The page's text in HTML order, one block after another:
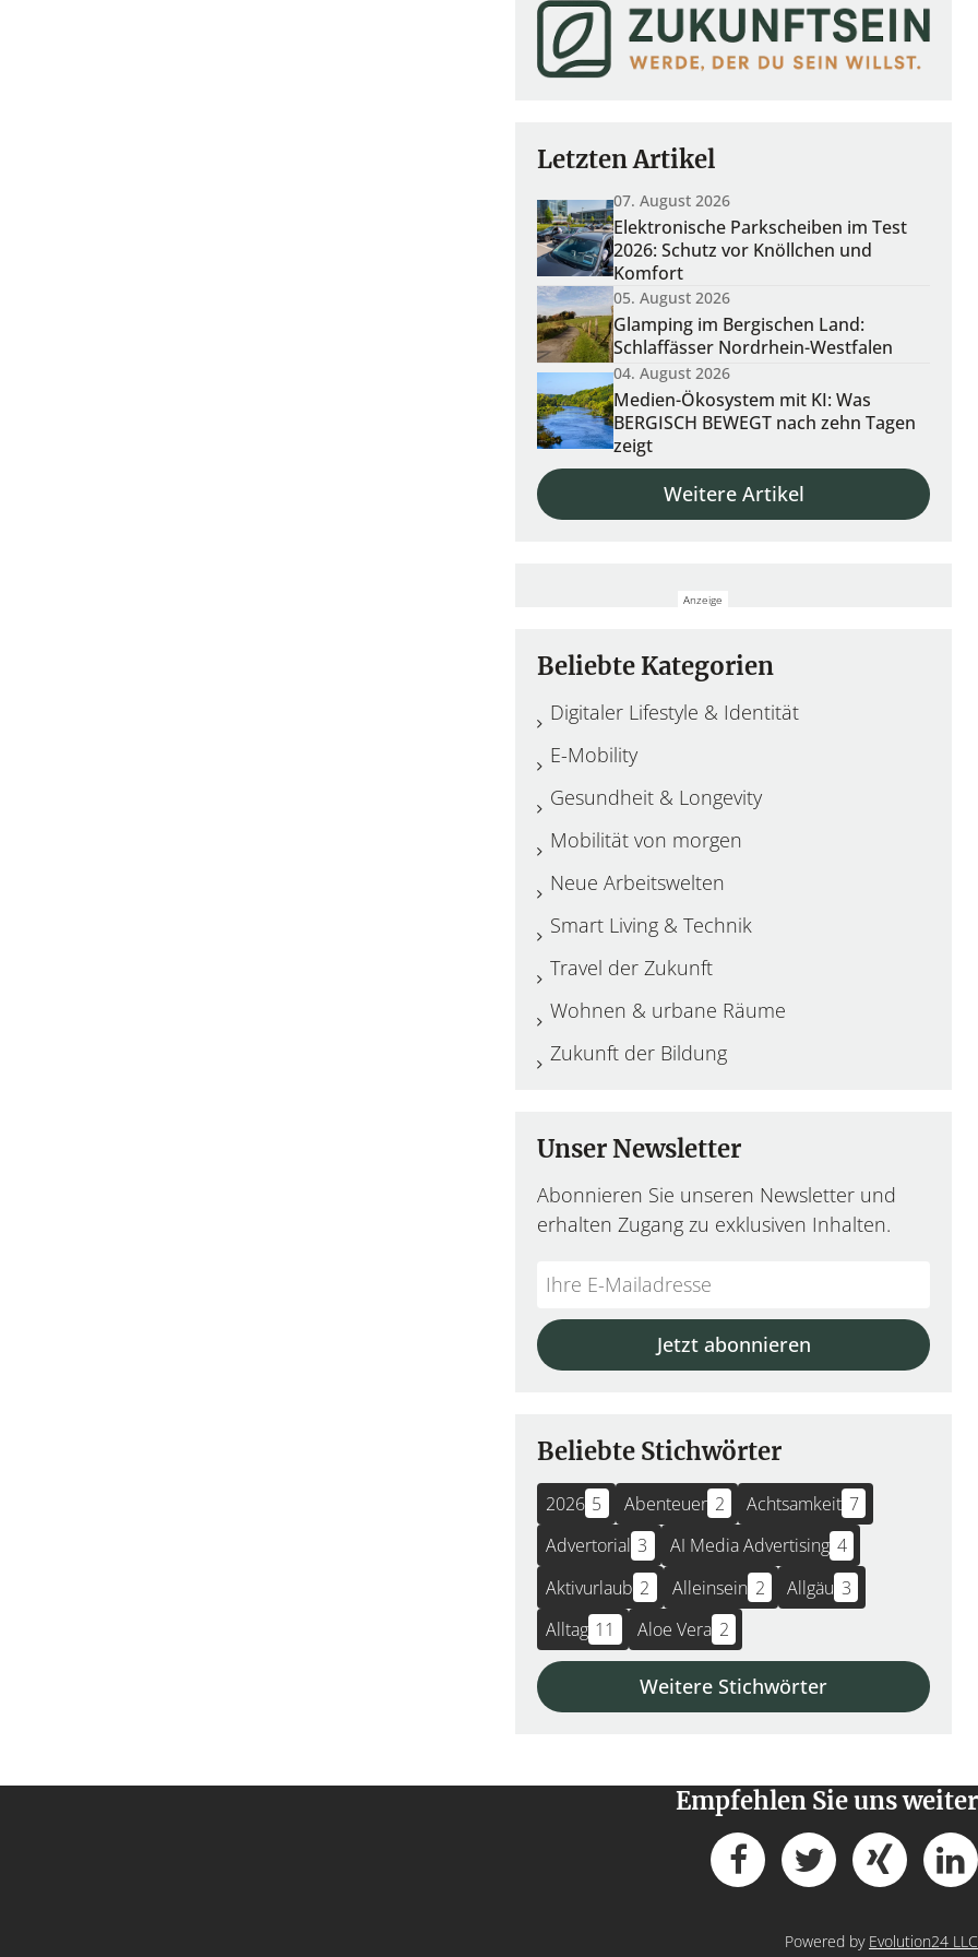
Neue Arbeitswelten
Flexibel, digital, sinnorientiert arbeiten
Zukunft der Bildung
Lernen neu denken und gestalten
Letzten Artikel
07. August 2026
Elektronische Parkscheiben im Test
2026: Schutz vor Knöllchen und
Komfort
05. August 2026
Glamping im Bergischen Land:
Schlaffässer Nordrhein-Westfalen
04. August 2026
Medien-Ökosystem mit KI: Was
BERGISCH BEWEGT nach zehn Tagen
zeigt
Weitere Artikel
Beliebte Kategorien
Digitaler Lifestyle & Identität
E-Mobility
Gesundheit & Longevity
Mobilität von morgen
Neue Arbeitswelten
Smart Living & Technik
Travel der Zukunft
Wohnen & urbane Räume
Zukunft der Bildung
Unser Newsletter
Abonnieren Sie unseren Newsletter und
erhalten Zugang zu exklusiven Inhalten.
Do
fill
this
*Ihre
Mailadresse:
Jetzt abonnieren
Beliebte Stichwörter
2026 5 Abenteuer 2 Achtsamkeit 7
Advertorial 3 AI Media Advertising 4
Aktivurlaub 2 Alleinsein 2 Allgäu 3
Alltag 11 Aloe Vera 2
Weitere Stichwörter
Empfehlen Sie uns weiter
Powered by Evolution24 LLC